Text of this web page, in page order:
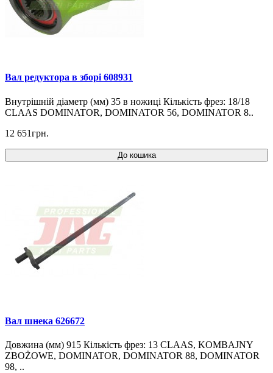
Вал редуктора в зборі 608931
Внутрішній діаметр (мм) 35 в ножиці Кількість фрез: 18/18
CLAAS DOMINATOR, DOMINATOR 56, DOMINATOR 8..
12 651грн.
До кошика
Вал шнека 626672
Довжина (мм) 915 Кількість фрез: 13 CLAAS, KOMBAJNY
ZBOŻOWE, DOMINATOR, DOMINATOR 88, DOMINATOR
98, ..